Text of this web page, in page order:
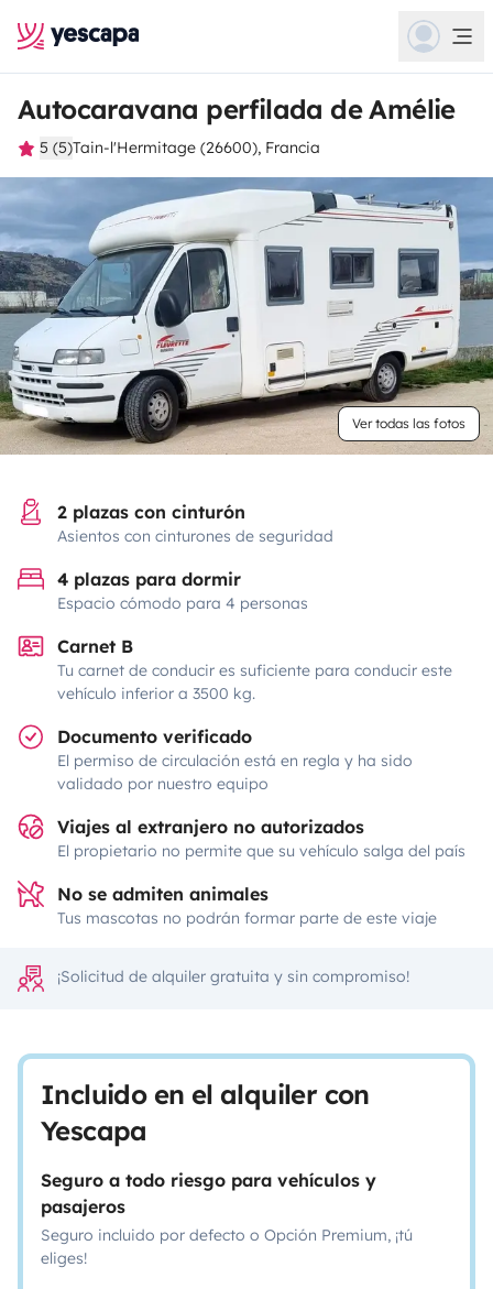
Autocaravana perfilada de Amélie
5 (5)Tain-l'Hermitage (26600), Francia
Ver todas las fotos
2 plazas con cinturón
Asientos con cinturones de seguridad
4 plazas para dormir
Espacio cómodo para 4 personas
Carnet B
Tu carnet de conducir es suficiente para conducir este
vehículo inferior a 3500 kg.
Documento verificado
El permiso de circulación está en regla y ha sido
validado por nuestro equipo
Viajes al extranjero no autorizados
El propietario no permite que su vehículo salga del país
No se admiten animales
Tus mascotas no podrán formar parte de este viaje
¡Solicitud de alquiler gratuita y sin compromiso!
Incluido en el alquiler con
Yescapa
Seguro a todo riesgo para vehículos y
pasajeros
Seguro incluido por defecto o Opción Premium, ¡tú
eliges!